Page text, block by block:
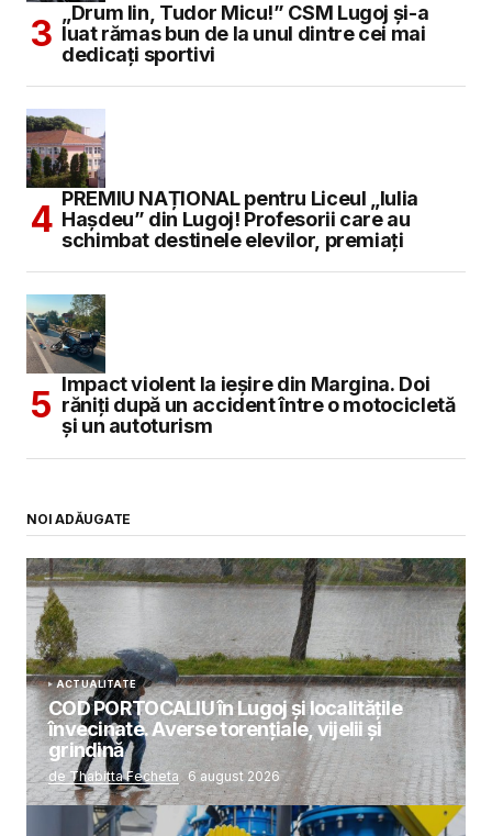
„Drum lin, Tudor Micu!” CSM Lugoj și-a
luat rămas bun de la unul dintre cei mai
dedicați sportivi
PREMIU NAȚIONAL pentru Liceul „Iulia
Hașdeu” din Lugoj! Profesorii care au
schimbat destinele elevilor, premiați
Impact violent la ieșire din Margina. Doi
răniți după un accident între o motocicletă
și un autoturism
NOI ADĂUGATE
ACTUALITATE
COD PORTOCALIU în Lugoj și localitățile
învecinate. Averse torențiale, vijelii și
grindină
de Thabitta Fecheta 6 august 2026